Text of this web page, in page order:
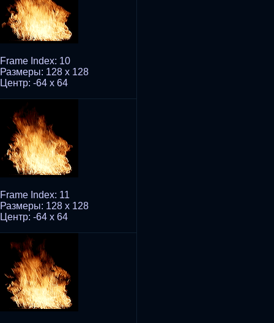
Frame Index: 10
Размеры: 128 x 128
Центр: -64 x 64
Frame Index: 11
Размеры: 128 x 128
Центр: -64 x 64